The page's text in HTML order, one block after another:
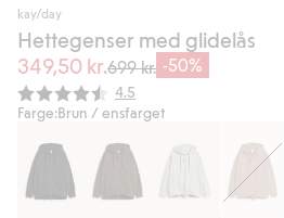
kay/day
Hettegenser med glidelås
349,50 kr.699 kr. -50%
Gjennomsnittskarakter:
4.5
Farge:Brun / ensfarget